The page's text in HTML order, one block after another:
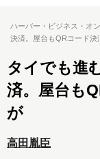
ハーバー・ビジネス・オ
決済。屋台もQRコード決
タイでも進
済。屋台も
が
高田胤臣